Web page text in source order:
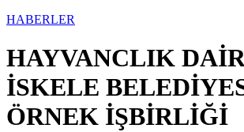
HABERLER
HAYVANCLIK
İSKELE
ÖRNEK İŞBİRLİĞİ